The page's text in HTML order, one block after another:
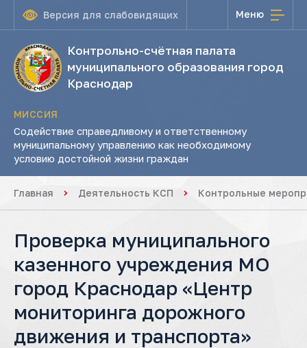
Версия для слабовидящих Меню
Контрольно-счётная палата
муниципального образования город
Краснодар
МИССИЯ
Содействие справедливому и ответственному
муниципальному управлению как необходимому
условию достойной жизни граждан
Главная Деятельность КСП Контрольные
Проверка муниципального
казенного учреждения МО
город Краснодар «Центр
мониторинга дорожного
движения и транспорта»